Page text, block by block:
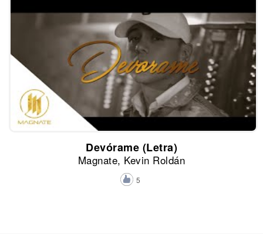
Devórame (Letra)
Magnate, Kevin Roldán
5